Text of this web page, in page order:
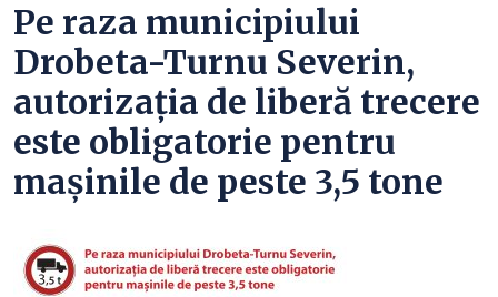
Pe raza municipiului
Drobeta-Turnu Severin,
autorizaţia de liberă trecere
este obligatorie pentru
mașinile de peste 3,5 tone